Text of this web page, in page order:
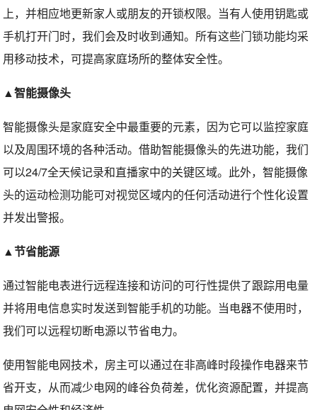
上，并相应地更新家人或朋友的开锁权限。当有人使用钥匙或
手机打开门时，我们会及时收到通知。所有这些门锁功能均采
用移动技术，可提高家庭场所的整体安全性。
▲智能摄像头
智能摄像头是家庭安全中最重要的元素，因为它可以监控家庭
以及周围环境的各种活动。借助智能摄像头的先进功能，我们
可以24/7全天候记录和直播家中的关键区域。此外，智能摄像
头的运动检测功能可对视觉区域内的任何活动进行个性化设置
并发出警报。
▲节省能源
通过智能电表进行远程连接和访问的可行性提供了跟踪用电量
并将用电信息实时发送到智能手机的功能。当电器不使用时，
我们可以远程切断电源以节省电力。
使用智能电网技术，房主可以通过在非高峰时段操作电器来节
省开支，从而减少电网的峰谷负荷差，优化资源配置，并提高